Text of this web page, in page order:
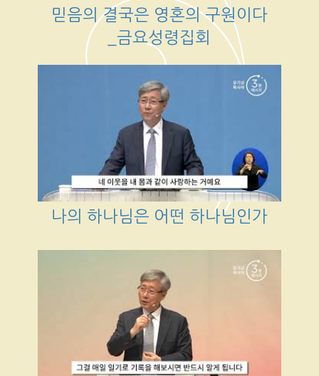
믿음의 결국은 영혼의 구원이다
_금요성령집회
나의 하나님은 어떤 하나님인가